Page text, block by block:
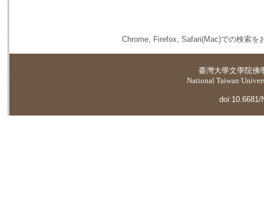
Chrome, Firefox, Safari(Mac)での検索を
臺灣大學文學院佛
National Taiwan
doi:10.6681/